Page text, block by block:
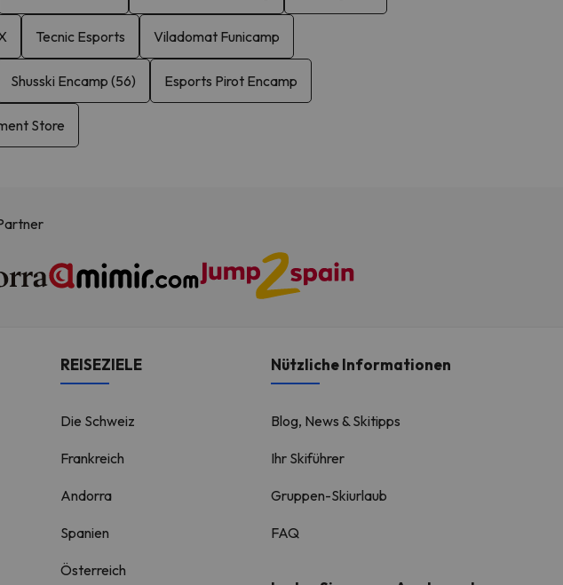
Tecnic Esports Viladomat Funicamp
Shusski Encamp (56) Esports Pirot Encamp
Store
REISEZIELE
Die Schweiz
Frankreich
Andorra
Spanien
Österreich
Nützliche Informationen
Blog, News & Skitipps
Ihr Skiführer
Gruppen-Skiurlaub
FAQ